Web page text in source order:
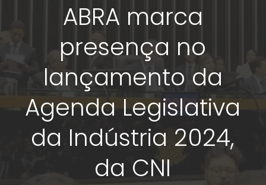
ABRA marca
presença no
lançamento da
Agenda Legislativa
da Indústria 2024,
da CNI